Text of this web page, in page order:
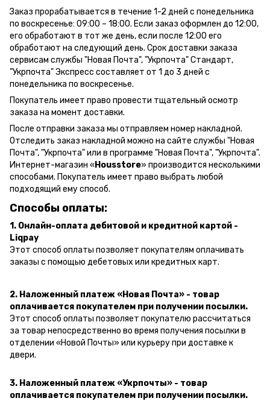
Заказ прорабатывается в течение 1-2 дней с понедельника
по воскресенье: 09:00 – 18:00. Если заказ оформлен до 12:00,
его обработают в тот же день, если после 12:00 его
обработают на следующий день. Срок доставки заказа
сервисам службы "Новая Почта", "Укрпочта" Стандарт,
"Укрпочта" Экспресс составляет от 1 до 3 дней с
понедельника по воскресенье.
Покупатель имеет право провести тщательный осмотр
заказа на момент доставки.
После отправки заказа мы отправляем номер накладной.
Отследить заказ накладной можно на сайте службы "Новая
Почта", "Укрпочта" или в программе "Новая Почта", "Укрпочта".
Интернет-магазин «Housstore» производится несколькими
способами. Покупатель имеет право выбрать любой
подходящий ему способ.
Способы оплаты:
1. Онлайн-оплата дебитовой и кредитной картой -
Liqpay
Этот способ оплаты позволяет покупателям оплачивать
заказы с помощью дебетовых или кредитных карт.
2. Наложенный платеж «Новая Почта» - товар
оплачивается покупателем при получении посылки.
Этот способ оплаты позволяет покупателю рассчитаться
за товар непосредственно во время получения посылки в
отделении «Новой Почты» или курьеру при доставке к
двери.
3. Наложенный платеж «Укрпочты» - товар
оплачивается покупателем при получении посылки.